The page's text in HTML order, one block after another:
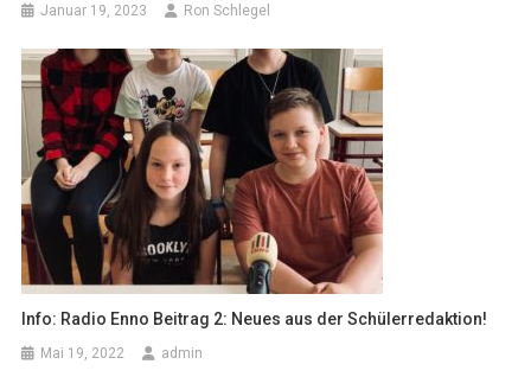
Januar 19, 2023 Ron Schlegel
Info: Radio Enno Beitrag 2: Neues aus der Schülerredaktion!
Mai 19, 2022 admin